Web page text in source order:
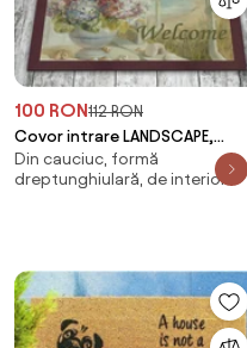
100 RON112 RON
Covor intrare LANDSCAPE,
45x70 cm, forma
dreptunghiulara, pasla/PVC, m
Din cauciuc, formă
dreptunghiulară, de interior